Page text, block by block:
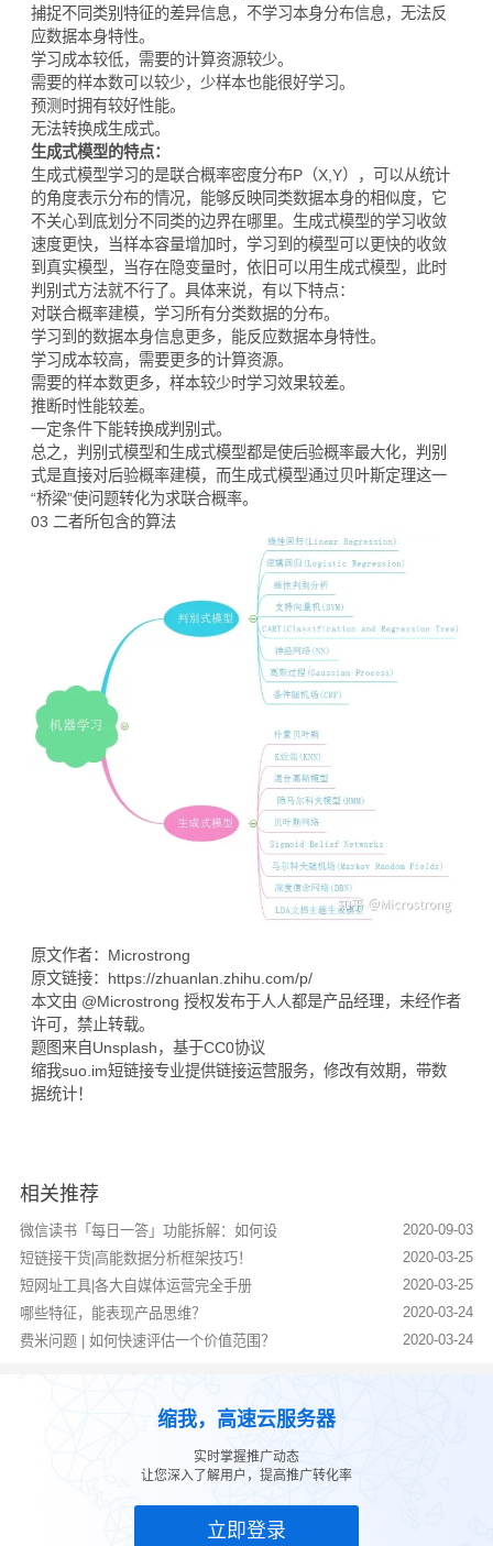
捕捉不同类别特征的差异信息，不学习本身分布信息，无法反
应数据本身特性。
学习成本较低，需要的计算资源较少。
需要的样本数可以较少，少样本也能很好学习。
预测时拥有较好性能。
无法转换成生成式。
生成式模型的特点：
生成式模型学习的是联合概率密度分布P（X,Y），可以从统计
的角度表示分布的情况，能够反映同类数据本身的相似度，它
不关心到底划分不同类的边界在哪里。生成式模型的学习收敛
速度更快，当样本容量增加时，学习到的模型可以更快的收敛
到真实模型，当存在隐变量时，依旧可以用生成式模型，此时
判别式方法就不行了。具体来说，有以下特点：
对联合概率建模，学习所有分类数据的分布。
学习到的数据本身信息更多，能反应数据本身特性。
学习成本较高，需要更多的计算资源。
需要的样本数更多，样本较少时学习效果较差。
推断时性能较差。
一定条件下能转换成判别式。
总之，判别式模型和生成式模型都是使后验概率最大化，判别
式是直接对后验概率建模，而生成式模型通过贝叶斯定理这一
“桥梁”使问题转化为求联合概率。
03 二者所包含的算法
原文作者：Microstrong
原文链接： https://zhuanlan.zhihu.com/p/
本文由 @Microstrong 授权发布于人人都是产品经理，未经作者
许可，禁止转载。
题图来自Unsplash，基于CC0协议
缩我suo.im短链接专业提供链接运营服务，修改有效期，带数
据统计！
相关推荐
微信读书「每日一答」功能拆解：如何设
2020-09-03
短链接干货|高能数据分析框架技巧！
2020-03-25
短网址工具|各大自媒体运营完全手册
2020-03-25
哪些特征，能表现产品思维？
2020-03-24
费米问题 | 如何快速评估一个价值范围？
2020-03-24
缩我，高速云服务器
实时掌握推广动态
让您深入了解用户，提高推广转化率
立即登录